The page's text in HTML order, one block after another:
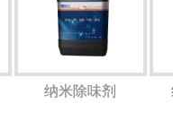
纳米除味剂